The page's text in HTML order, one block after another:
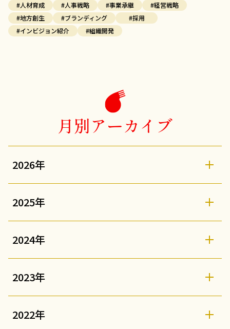
#人材育成
#人事戦略 #事業承継
#経営戦略
#地方創生
#ブランディング
#採用
#インビジョン紹介
#組織開発
月別アーカイブ
2026年
2025年
2024年
2023年
2022年